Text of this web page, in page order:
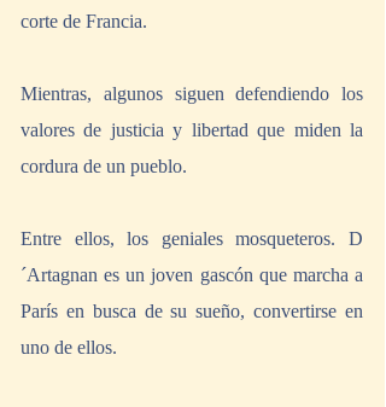
corte de Francia.
Mientras, algunos siguen defendiendo los
valores de justicia y libertad que miden la
cordura de un pueblo.
Entre ellos, los geniales mosqueteros. D
´Artagnan es un joven gascón que marcha a
París en busca de su sueño, convertirse en
uno de ellos.